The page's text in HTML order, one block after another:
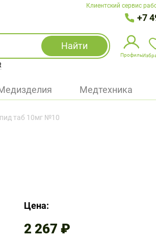
Клиентский сервис
+7
Найти
Профиль
Избранное
Войти
Медтехника
таб 10мг №10
Цена:
2 267 ₽